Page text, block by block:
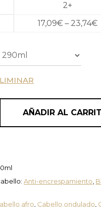
2+
17,09€ – 23,74€
Curl Styling Gel de
AÑADIR AL
Anti-encrespamiento,
afro, Cabello ondulado,